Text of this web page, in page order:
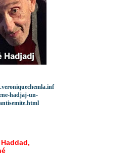
hadjaj-un-